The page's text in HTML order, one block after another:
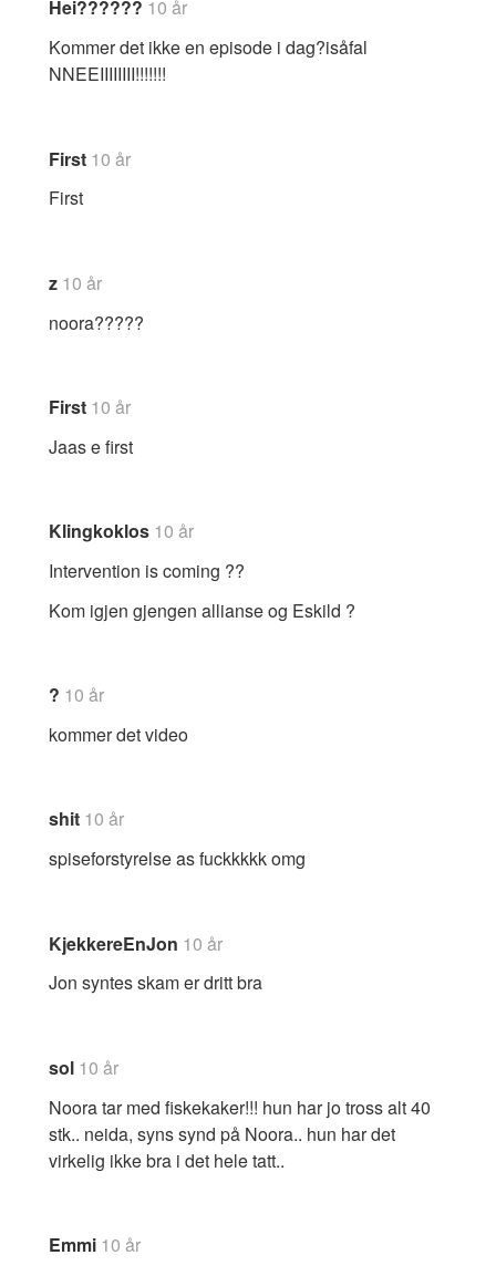
Hei?????? 10 år
Kommer det ikke en episode i dag?isåfal
NNEEIIIIIIII!!!!!!!
First 10 år
First
z 10 år
noora?????
First 10 år
Jaas e first
Klingkoklos 10 år
Intervention is coming ??
Kom igjen gjengen allianse og Eskild ?
? 10 år
kommer det video
shit 10 år
spiseforstyrelse as fuckkkkk omg
KjekkereEnJon 10 år
Jon syntes skam er dritt bra
sol 10 år
Noora tar med fiskekaker!!! hun har jo tross alt 40
stk.. neida, syns synd på Noora.. hun har det
virkelig ikke bra i det hele tatt..
Emmi 10 år